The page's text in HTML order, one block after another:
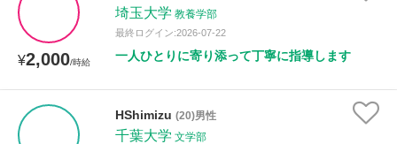
¥2,000/時給
埼玉大学 教養学部
最終ログイン:2026-07-22
一人ひとりに寄り添って丁寧に指導します
HShimizu (20)男性
千葉大学 文学部